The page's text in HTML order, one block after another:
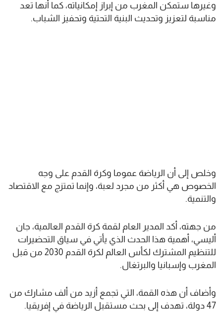
وغيرها ستمكن المغرب من إبراز إمكانياته، كما أنها تعد
مناسبة لتعزيز وتحديث البنية التحتية وتحفيز الشباب.
وخلص إلى أن الرياضة عموما وكرة القدم على وجه
الخصوص هي أكثر من مجرد لعبة، وإنما تمتزج مع الاقتصاد
والتنمية.
من جهته، أكد المدير العام لقمة كرة القدم العالمية، جان
أليسي، أهمية هذا الحدث الذي يأتي في سياق التحضيرات
للتنظيم المشترك لكأس العالم لكرة القدم 2030 من قبل
المغرب وإسبانيا والبرتغال.
وأضاف أن هذه القمة، التي تجمع أزيد من ألف مشارك من
47 دولة، تهدف إلى بحث مستقبل الرياضة في إفريقيا.